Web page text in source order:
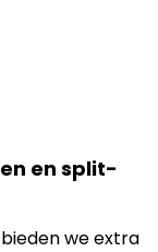
en split-
bieden we extra